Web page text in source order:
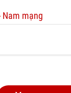
Nam mạng